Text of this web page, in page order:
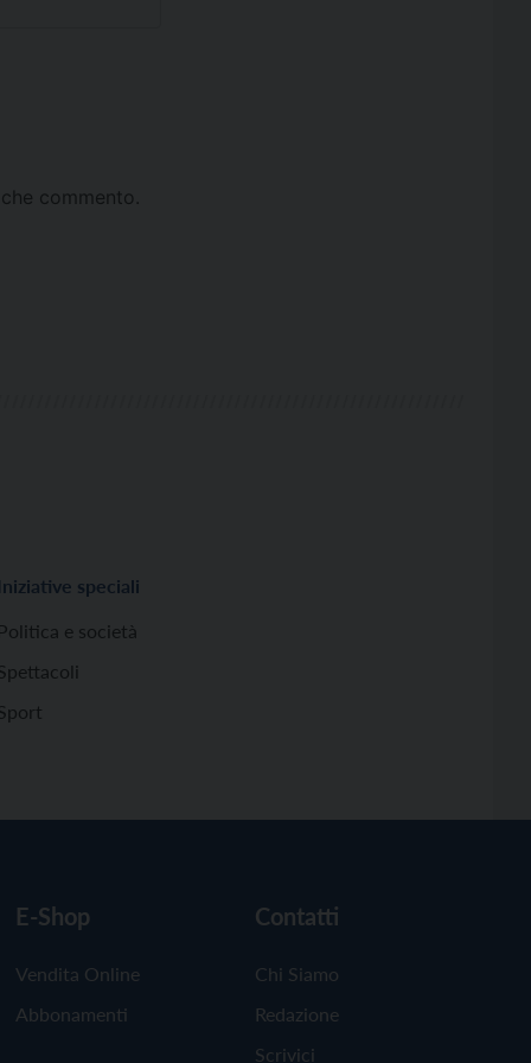
commento.
Iniziative speciali
Politica e società
E-Shop
Vendita Online
Abbonamenti
Contatti
Chi Siamo
Redazione
Scrivici